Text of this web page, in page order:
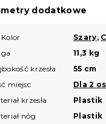
dodatkowe
Kolor Szary,
11,3 kg
krzesła
55 cm
miejsc
Dla 2
krzesła
Plastik
nóg
Plastik